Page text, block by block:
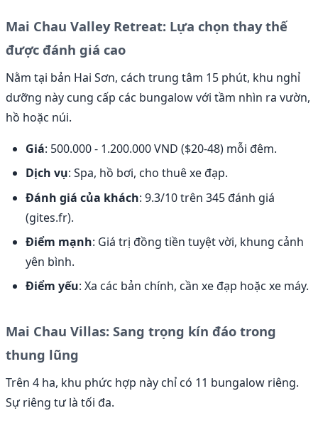
Mai Chau Valley Retreat: Lựa chọn thay thế
được đánh giá cao
Nằm tại bản Hai Sơn, cách trung tâm 15 phút, khu nghỉ
dưỡng này cung cấp các bungalow với tầm nhìn ra vườn,
hồ hoặc núi.
Giá: 500.000 - 1.200.000 VND ($20-48) mỗi đêm.
Dịch vụ: Spa, hồ bơi, cho thuê xe đạp.
Đánh giá của khách: 9.3/10 trên 345 đánh giá
(gites.fr).
Điểm mạnh: Giá trị đồng tiền tuyệt vời, khung cảnh
yên bình.
Điểm yếu: Xa các bản chính, cần xe đạp hoặc xe máy.
Mai Chau Villas: Sang trọng kín đáo trong
thung lũng
Trên 4 ha, khu phức hợp này chỉ có 11 bungalow riêng.
Sự riêng tư là tối đa.